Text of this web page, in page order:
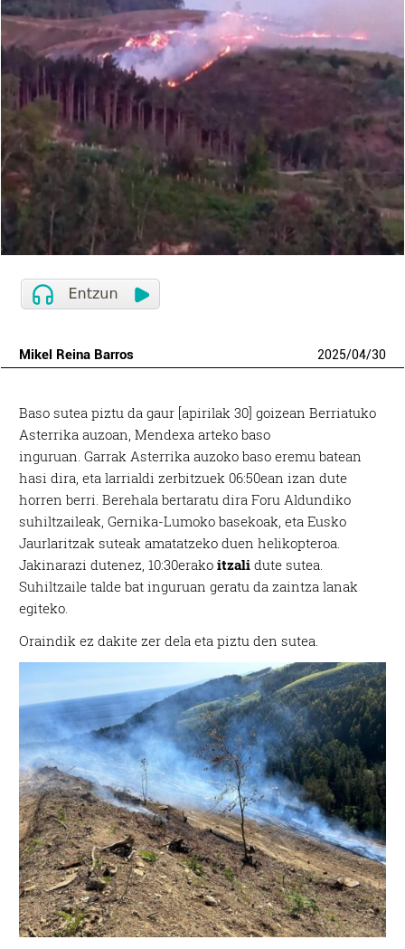
Mikel Reina Barros 2025/04/30
Baso sutea piztu da gaur [apirilak 30] goizean Berriatuko
Asterrika auzoan, Mendexa arteko baso
inguruan. Garrak Asterrika auzoko baso eremu batean
hasi dira, eta larrialdi zerbitzuek 06:50ean izan dute
horren berri. Berehala bertaratu dira Foru Aldundiko
suhiltzaileak, Gernika-Lumoko basekoak, eta Eusko
Jaurlaritzak suteak amatatzeko duen helikopteroa.
Jakinarazi dutenez, 10:30erakoitzali dute sutea.
Suhiltzaile talde bat inguruan geratu da zaintza lanak
egiteko.
Oraindik ez dakite zer dela eta piztu den sutea.